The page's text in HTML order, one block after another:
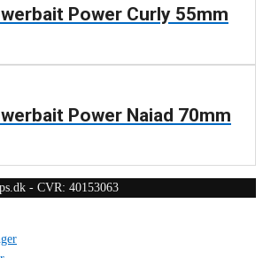
Power Curly 55mm
Power Naiad 70mm
- CVR: 40153063